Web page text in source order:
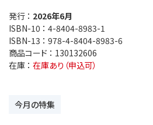
発行 ： 2026年6月
ISBN-10 ： 4-8404-8983-1
ISBN-13 ： 978-4-8404-8983-6
商品コード ： 130132606
在庫 ： 在庫あり（申込可）
今月の特集